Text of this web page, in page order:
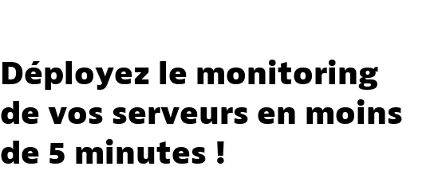
Déployez le monitoring
de vos serveurs en moins
de 5 minutes !